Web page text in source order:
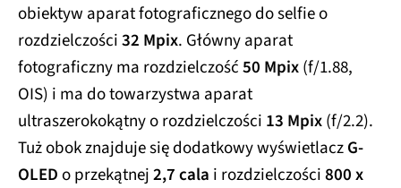
obiektyw aparat fotograficznego do selfie o
rozdzielczości32 Mpix. Główny aparat
fotograficzny ma rozdzielczość50 Mpix(f/1.88,
OIS) i ma do towarzystwa aparat
ultraszerokokątny o rozdzielczości 13 Mpix(f/2.2).
Tuż obok znajduje się dodatkowy wyświetlaczG-
OLEDo przekątnej2,7 cala i rozdzielczości800 x